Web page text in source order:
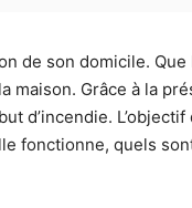
son domicile.
Grâce à la
d’incendie.
fonctionne, quels